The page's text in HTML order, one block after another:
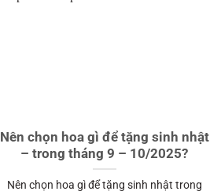
Nên chọn hoa gì để tặng sinh nhật
– trong tháng 9 – 10/2025?
Nên chọn hoa gì để tặng sinh nhật trong